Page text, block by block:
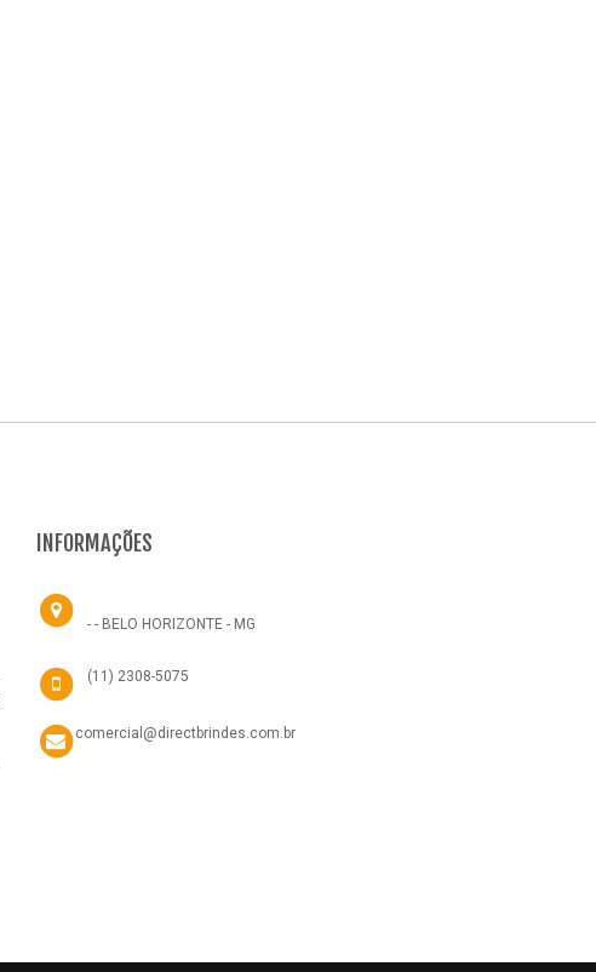
INFORMAÇÕES
- - BELO HORIZONTE - MG
(11) 2308-5075
comercial@directbrindes.com.br